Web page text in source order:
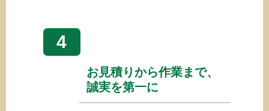
4
お見積りから作業まで、
誠実を第一に